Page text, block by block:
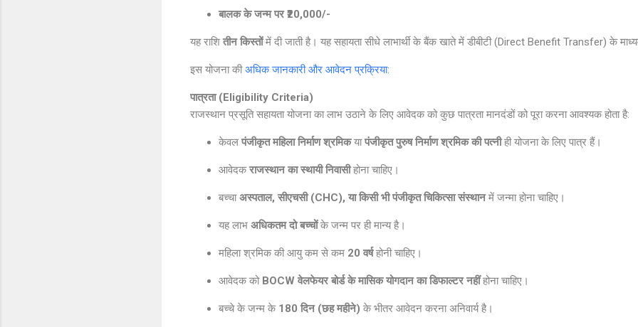
बालक के जन्म पर ₹20,000/-
यह राशि तीन किस्तोंमें दी जाती है। यह सहायता सीधे लाभार्थी के बैंक खाते में डीबीटी (Direct Benefit Transfer) के
इस योजना कीअधिक जानकारी और आवेदन प्रक्रिया:
पात्रता (Eligibility Criteria)
राजस्थान प्रसूति सहायता योजना का लाभ उठाने के लिए आवेदक को कुछ पात्रता मानदंडों को पूरा करना आवश्यक होता है:
केवल पंजीकृत महिला निर्माण श्रमिकयापंजीकृत पुरुष निर्माण श्रमिक की पत्नीही योजना के लिए पात्र हैं।
आवेदकराजस्थान का स्थायी निवासीहोना चाहिए।
बच्चाअस्पताल, सीएचसी (CHC), या किसी भी पंजीकृत चिकित्सा संस्थानमें जन्मा होना चाहिए।
यह लाभ अधिकतम दो बच्चोंके जन्म पर ही मान्य है।
महिला श्रमिक की आयु कम से कम 20 वर्षहोनी चाहिए।
आवेदक को BOCW वेलफेयर बोर्ड के मासिक योगदान का डिफाल्टर नहींहोना चाहिए।
बच्चे के जन्म के 180 दिन (छह महीने) के भीतर आवेदन करना अनिवार्य है।